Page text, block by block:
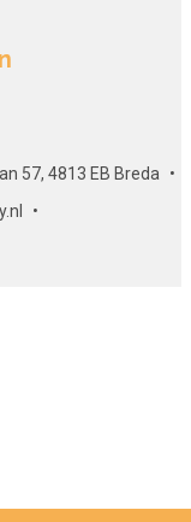
57, 4813 EB Breda